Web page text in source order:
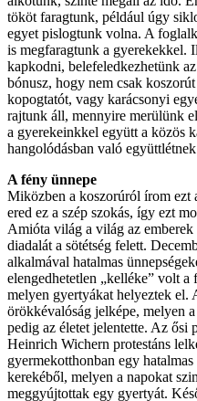
tököt faragtunk, például úgy
egyet pislogtunk volna. A
is megfaragtunk a gyerekekkel.
kapkodni, belefeledkezhetünk
bónusz, hogy nem csak
kopogtatót, vagy karácsonyi
rajtunk áll, mennyire merülünk
a gyerekeinkkel együtt a közös
hangolódásban való
A fény ünnepe
Miközben a koszorúról írom ezt
ered ez a szép szokás, így ezt
Amióta világ a világ az
diadalát a sötétség felett.
alkalmával hatalmas
elengedhetetlen „kelléke” volt
melyen gyertyákat helyeztek el.
örökkévalóság jelképe, melyen
pedig az életet jelentette. Az ősi
Heinrich Wichern protestáns
gyermekotthonban egy
kerekéből, melyen a napokat
meggyújtottak egy gyertyát.